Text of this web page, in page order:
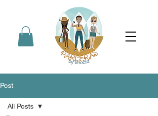
Post
All Posts